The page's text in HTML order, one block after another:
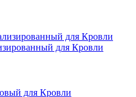
для Кровли